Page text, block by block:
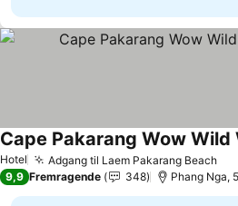
Hotel Adgang til Laem Pakarang Beach
Cape Pakarang Wow Wild
9,9 Fremragende 348 Phang Nga,